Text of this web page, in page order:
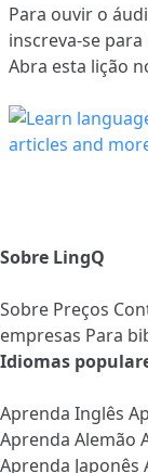
Para ouvir o
inscreva-se para
Abra esta lição
Sobre LingQ
Sobre Preços
empresas Para
Idiomas
Aprenda Inglês
Aprenda Alemão
Aprenda Japonês